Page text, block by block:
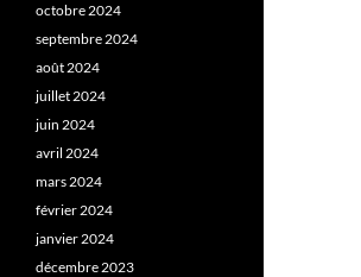
octobre 2024
septembre 2024
août 2024
juillet 2024
juin 2024
avril 2024
mars 2024
février 2024
janvier 2024
décembre 2023